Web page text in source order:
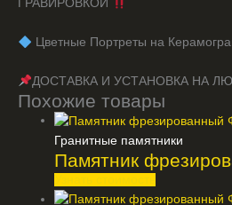
ГРАВИРОВКОЙ
Цветные Портреты на
ДОСТАВКА И УСТАНОВКА НА
Похожие товары
Гранитные памятники
Памятник